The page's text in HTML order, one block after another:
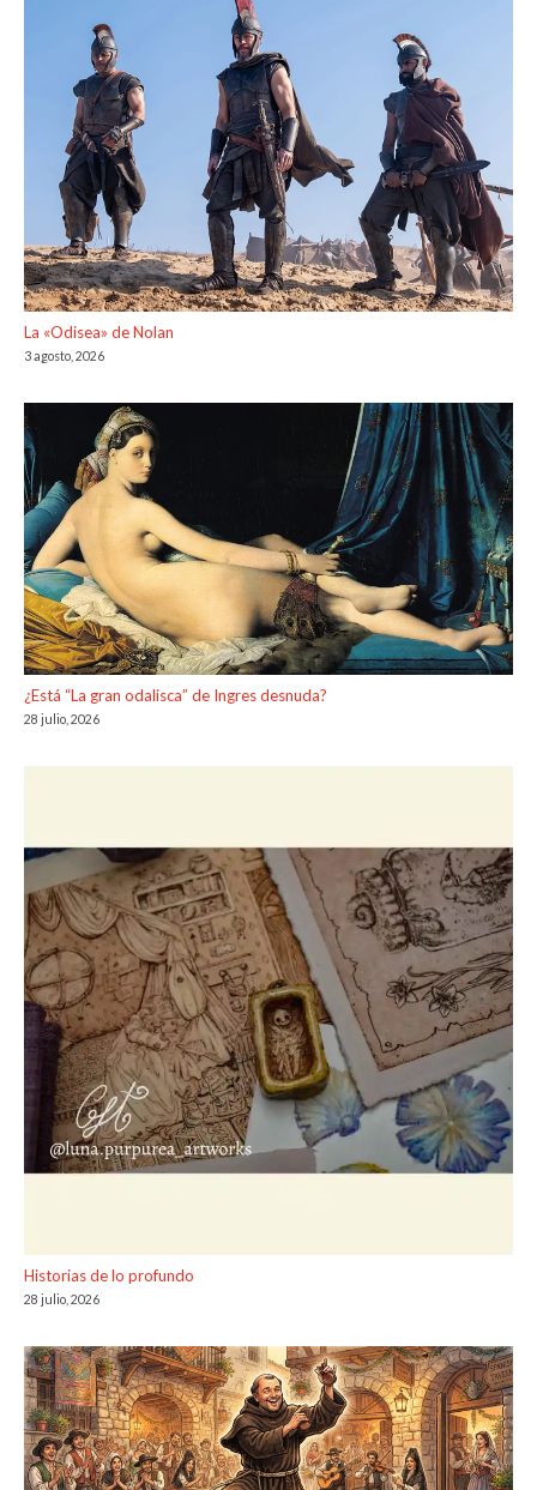
La «Odisea» de Nolan
3 agosto, 2026
¿Está “La gran odalisca” de Ingres desnuda?
28 julio, 2026
Historias de lo profundo
28 julio, 2026